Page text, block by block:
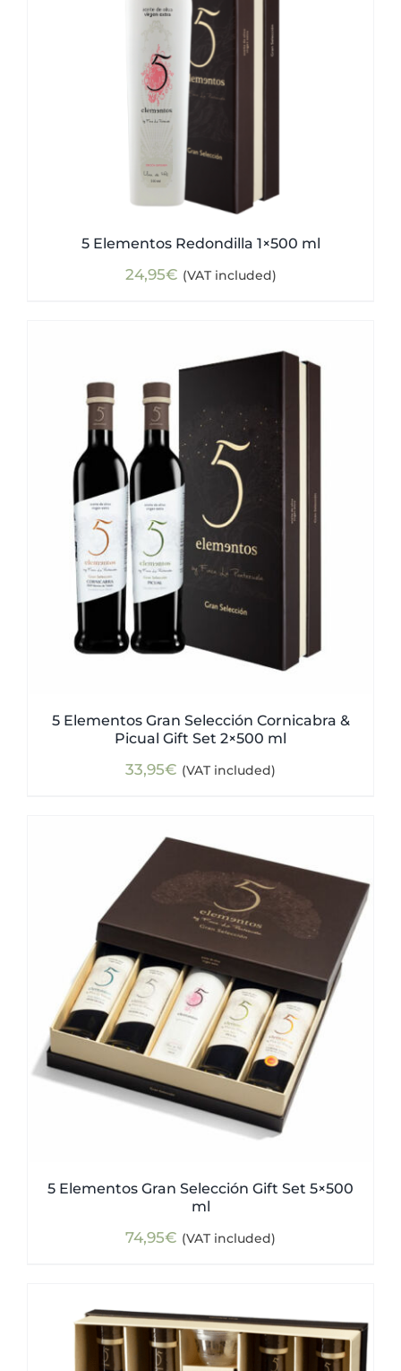
5 Elementos Redondilla 1×500 ml
24,95€ (VAT included)
5 Elementos Gran Selección Cornicabra &
Picual Gift Set 2×500 ml
33,95€ (VAT included)
5 Elementos Gran Selección Gift Set 5×500
ml
74,95€ (VAT included)